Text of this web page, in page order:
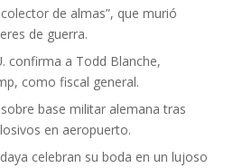
de almas”, que murió
de guerra.
confirma a Todd Blanche,
como fiscal general.
base militar alemana tras
en aeropuerto.
celebran su boda en un lujoso